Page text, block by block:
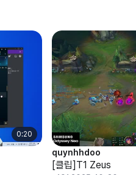
0:20
quynhhdoo
[클립]T1 Zeus